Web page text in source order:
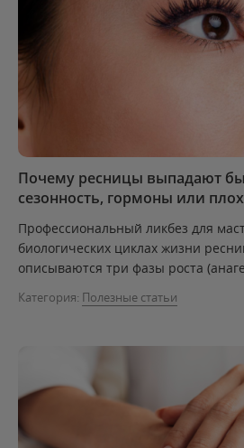
Почему ресницы выпадают
сезонность, гормоны или
Профессиональный ликбез для
биологических циклах жизни
описываются три фазы роста
Категория: Полезные статьи